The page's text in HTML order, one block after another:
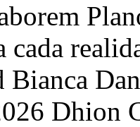
cada
Bianca
Dhion